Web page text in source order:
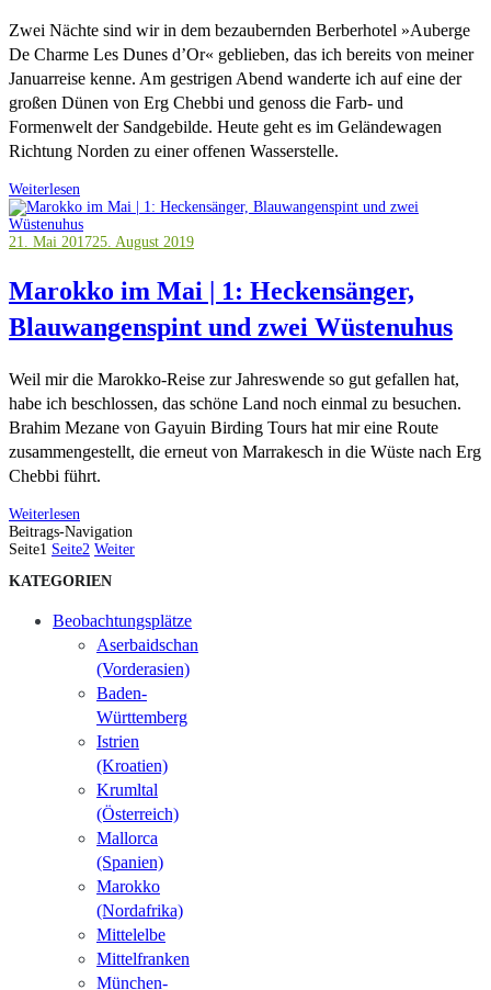
Zwei Nächte sind wir in dem bezaubernden Berberhotel »Auberge
De Charme Les Dunes d’Or« geblieben, das ich bereits von meiner
Januarreise kenne. Am gestrigen Abend wanderte ich auf eine der
großen Dünen von Erg Chebbi und genoss die Farb- und
Formenwelt der Sandgebilde. Heute geht es im Geländewagen
Richtung Norden zu einer offenen Wasserstelle.
Weiterlesen
21. Mai 201725. August 2019
Marokko im Mai | 1: Heckensänger,
Blauwangenspint und zwei Wüstenuhus
Weil mir die Marokko-Reise zur Jahreswende so gut gefallen hat,
habe ich beschlossen, das schöne Land noch einmal zu besuchen.
Brahim Mezane von Gayuin Birding Tours hat mir eine Route
zusammengestellt, die erneut von Marrakesch in die Wüste nach Erg
Chebbi führt.
Weiterlesen
Beitrags-Navigation
Seite1 Seite2 Weiter
KATEGORIEN
Beobachtungsplätze
Aserbaidschan
(Vorderasien)
Baden-
Württemberg
Istrien
(Kroatien)
Krumltal
(Österreich)
Mallorca
(Spanien)
Marokko
(Nordafrika)
Mittelelbe
Mittelfranken
München-